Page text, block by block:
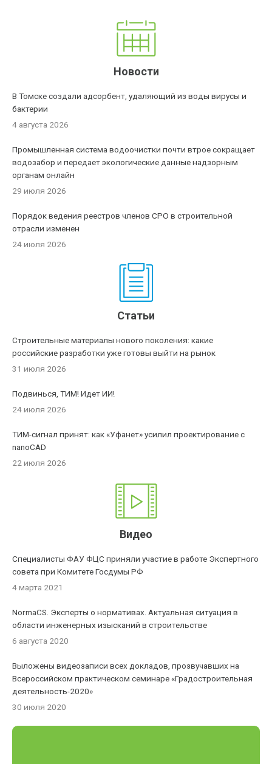
Новости
В Томске создали адсорбент, удаляющий из воды вирусы и
бактерии
4 августа 2026
Промышленная система водоочистки почти втрое сокращает
водозабор и передает экологические данные надзорным
органам онлайн
29 июля 2026
Порядок ведения реестров членов СРО в строительной
отрасли изменен
24 июля 2026
Статьи
Строительные материалы нового поколения: какие
российские разработки уже готовы выйти на рынок
31 июля 2026
Подвинься, ТИМ! Идет ИИ!
24 июля 2026
ТИМ-сигнал принят: как «Уфанет» усилил проектирование с
nanoCAD
22 июля 2026
Видео
Специалисты ФАУ ФЦС приняли участие в работе Экспертного
совета при Комитете Госдумы РФ
4 марта 2021
NormaCS. Эксперты о нормативах. Актуальная ситуация в
области инженерных изысканий в строительстве
6 августа 2020
Выложены видеозаписи всех докладов, прозвучавших на
Всероссийском практическом семинаре «Градостроительная
деятельность-2020»
30 июля 2020